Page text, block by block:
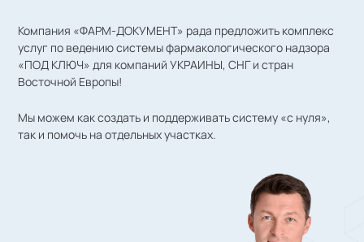
Компания «ФАРМ-ДОКУМЕНТ» рада предложить комплекс
услуг по ведению системы фармакологического надзора
«ПОД КЛЮЧ» для компаний УКРАИНЫ, СНГ и стран
Восточной Европы!
Мы можем как создать и поддерживать систему «с нуля»,
так и помочь на отдельных участках.